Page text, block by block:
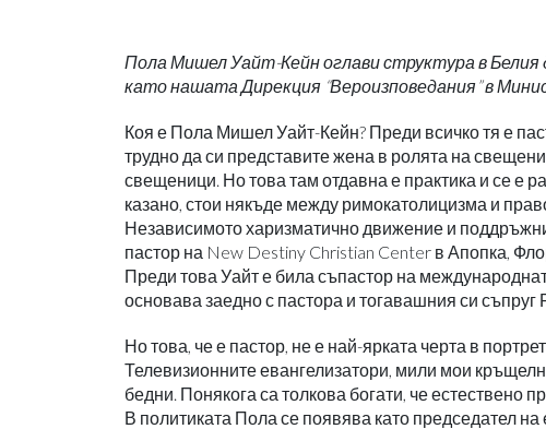
Пола Мишел Уайт-Кейн оглави структура в Белия
като нашата Дирекция “Вероизповедания” в
Коя е Пола Мишел Уайт-Кейн? Преди всичко тя е
трудно да си представите жена в ролята на
свещеници. Но това там отдавна е практика и се е
казано, стои някъде между римокатолицизма и
Независимото харизматично движение и
пастор на New Destiny Christian Center в Апопка,
Преди това Уайт е била съпастор на
основава заедно с пастора и тогавашния си съпруг
Но това, че е пастор, не е най-ярката черта в
Телевизионните евангелизатори, мили мои
бедни. Понякога са толкова богати, че естествено
В политиката Пола се появява като председател